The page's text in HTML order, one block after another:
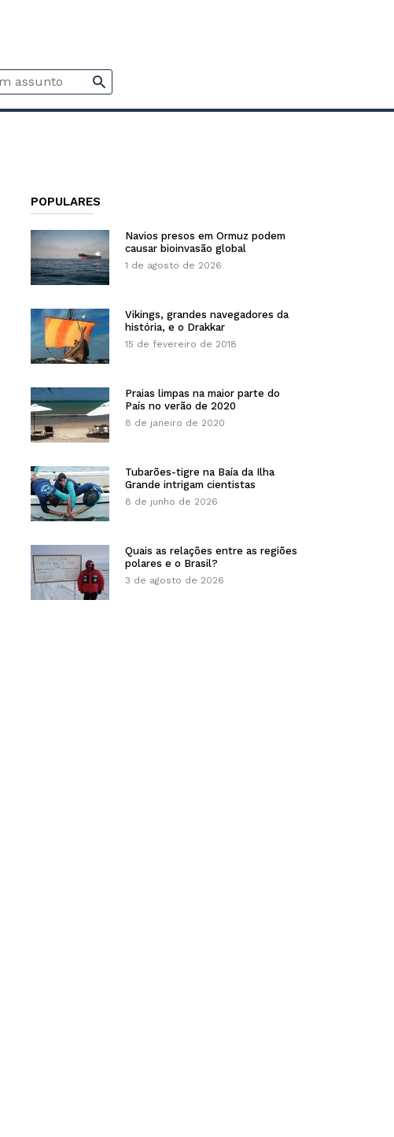
POPULARES
Navios presos em Ormuz podem
causar bioinvasão global
1 de agosto de 2026
Vikings, grandes navegadores da
história, e o Drakkar
15 de fevereiro de 2018
Praias limpas na maior parte do
País no verão de 2020
8 de janeiro de 2020
Tubarões-tigre na Baía da Ilha
Grande intrigam cientistas
8 de junho de 2026
Quais as relações entre as regiões
polares e o Brasil?
3 de agosto de 2026